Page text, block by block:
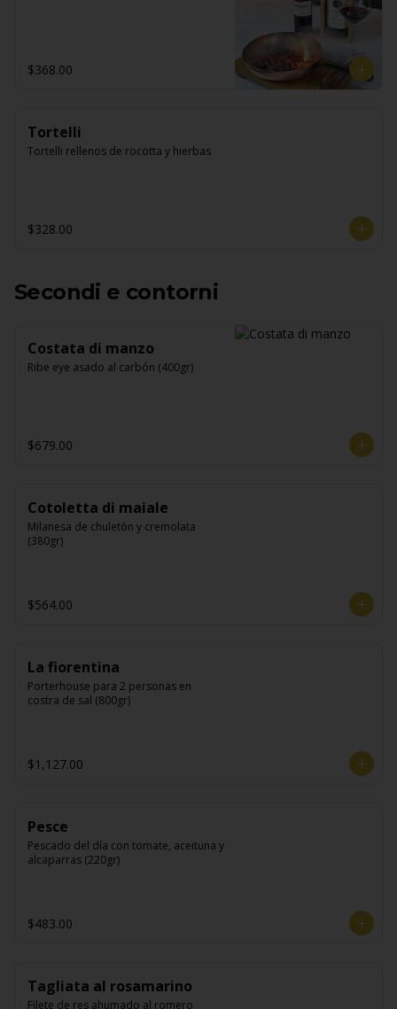
$368.00
Tortelli
Tortelli rellenos de rocotta y hierbas
$328.00
Secondi e contorni
Costata di manzo
Ribe eye asado al carbón (400gr)
$679.00
Cotoletta di maiale
Milanesa de chuletón y cremolata
(380gr)
$564.00
La fiorentina
Porterhouse para 2 personas en
costra de sal (800gr)
$1,127.00
Pesce
Pescado del día con tomate, aceituna y
alcaparras (220gr)
$483.00
Tagliata al rosamarino
Filete de res ahumado al romero